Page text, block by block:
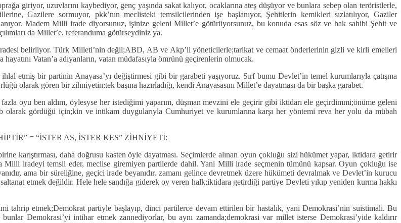
giriyor, uzuvlarını kaybediyor, genç yaşında sakat kalıyor, ocaklarına ateş düşüyor ve bunlara sebep olan teröristlerle,
Gazilere sormuyor, pkk’nın meclisteki temsilcilerinden işe başlanıyor, Şehitlerin kemikleri sızlatılıyor, Gaziler
Madem Milli irade diyorsunuz, işinize geleni Millet’e götürüyorsunuz, bu konuda esas söz ve hak sahibi Şehit ve
da Millet’e, referanduma götürseydiniz ya.
belirliyor. Türk Milleti’nin değil;ABD, AB ve Akp’li yöneticilerle;tarikat ve cemaat önderlerinin gizli ve kirli emelleri
Vatan’a adıyanların, vatan müdafasıyla ömrünü geçirenlerin olmucak.
etmiş bir partinin Anayasa’yı değiştirmesi gibi bir garabeti yaşıyoruz. Sırf bumu Devlet’in temel kurumlarıyla çatışma
olarak gören bir zihniyetin;tek başına hazırladığı, kendi Anayasasını Millet’e dayatması da bir başka garabet.
oyu ben aldım, öylesyse her istediğimi yaparım, düşman mevzini ele geçirir gibi iktidarı ele geçirdimmi;önüme geleni
gördüğü için;kin ve intikam duygularıyla Cumhuriyet ve kurumlarına karşı her yöntemi reva her yolu da mübah
= “İSTER AS, İSTER KES” ZİHNİYETİ:
karıştırması, daha doğrusu kasten öyle dayatması. Seçimlerde alınan oyun çokluğu sizi hükümet yapar, iktidara getirir
iradeyi temsil eder, meclise giremiyen partilerde dahil. Yani Milli irade seçmenin tümünü kapsar. Oyun çokluğu ise
ama bir süreliğine, geçici irade beyanıdır. zamanı gelince devretmek üzere hükümeti devralmak ve Devlet’in kurucu
etmek değildir. Hele hele sandığa giderek oy veren halk;iktidara getirdiği partiye Devleti yıkıp yeniden kurma hakkı
tahrip etmek;Demokrat partiyle başlayıp, dinci partilerce devam ettirilen bir hastalık, yani Demokrasi’nin suistimali. Bu
Demokrasi’yi intihar etmek zannediyorlar, bu aynı zamanda;demokrasi var millet isterse Demokrasi’yide kaldırır